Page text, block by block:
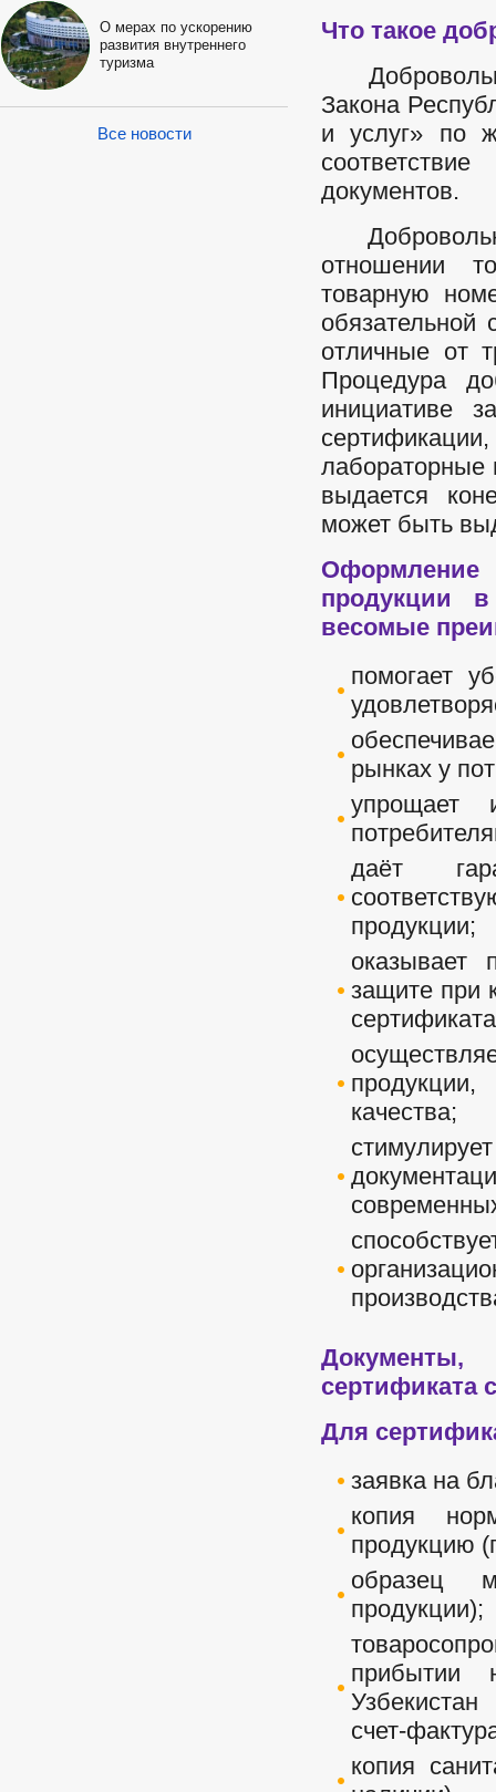
О мерах по ускорению
развития внутреннего
туризма
Все новости
Что такое
Закона
и услуг» по
документов.
отношении
товарную
обязательной
отличные от
Процедура
инициативе
лабораторные
выдается
может быть
продукции
весомые
помогает
рынках у
упрощает
даёт
продукции;
защите при
качества;
сертификата
Для
заявка на
копия
продукцию
образец
продукции);
прибытии
счет-
копия